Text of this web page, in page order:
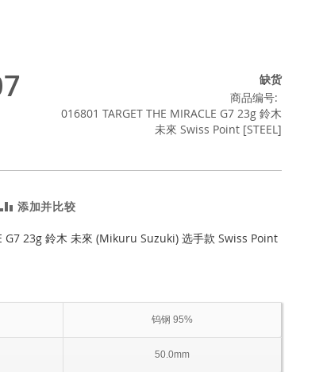
缺货
商品编号
016801 TARGET THE MIRACLE G7 23g 鈴木
未來 Swiss Point [STEEL]
添加并比较
G7 23g 鈴木 未來 (Mikuru Suzuki) 选手款 Swiss Point
钨钢 95%
50.0mm